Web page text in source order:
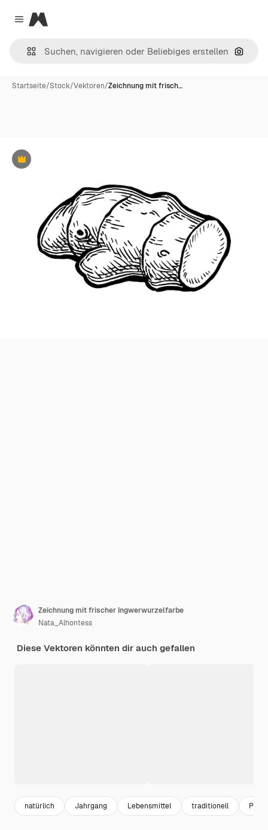
Close menu
Magnific
Nach
Startseite/Stock/Vektoren/Zeichnung mit frisch…
Premium
Zeichnung mit frischer Ingwerwurzelfarbe
Nata_Alhontess
Diese Vektoren könnten dir auch gefallen
natürlich Jahrgang Lebensmittel traditionell